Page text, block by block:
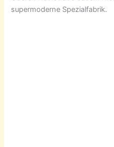
supermoderne Spezialfabrik.